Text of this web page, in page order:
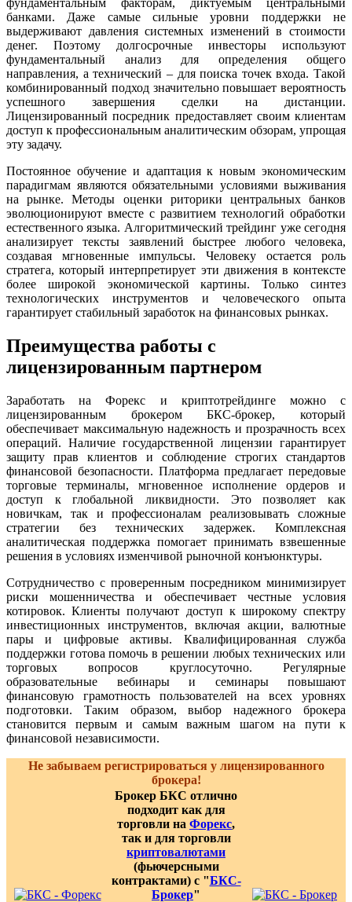
банками. Даже самые сильные уровни поддержки не
выдерживают давления системных изменений в стоимости
денег. Поэтому долгосрочные инвесторы используют
фундаментальный анализ для определения общего
направления, а технический – для поиска точек входа. Такой
комбинированный подход значительно повышает вероятность
успешного завершения сделки на дистанции.
Лицензированный посредник предоставляет своим клиентам
доступ к профессиональным аналитическим обзорам, упрощая
эту задачу.
Постоянное обучение и адаптация к новым экономическим
парадигмам являются обязательными условиями выживания
на рынке. Методы оценки риторики центральных банков
эволюционируют вместе с развитием технологий обработки
естественного языка. Алгоритмический трейдинг уже сегодня
анализирует тексты заявлений быстрее любого человека,
создавая мгновенные импульсы. Человеку остается роль
стратега, который интерпретирует эти движения в контексте
более широкой экономической картины. Только синтез
технологических инструментов и человеческого опыта
гарантирует стабильный заработок на финансовых рынках.
Преимущества работы с
лицензированным партнером
Заработать на Форекс и криптотрейдинге можно с
лицензированным брокером БКС-брокер, который
обеспечивает максимальную надежность и прозрачность всех
операций. Наличие государственной лицензии гарантирует
защиту прав клиентов и соблюдение строгих стандартов
финансовой безопасности. Платформа предлагает передовые
торговые терминалы, мгновенное исполнение ордеров и
доступ к глобальной ликвидности. Это позволяет как
новичкам, так и профессионалам реализовывать сложные
стратегии без технических задержек. Комплексная
аналитическая поддержка помогает принимать взвешенные
решения в условиях изменчивой рыночной конъюнктуры.
Сотрудничество с проверенным посредником минимизирует
риски мошенничества и обеспечивает честные условия
котировок. Клиенты получают доступ к широкому спектру
инвестиционных инструментов, включая акции, валютные
пары и цифровые активы. Квалифицированная служба
поддержки готова помочь в решении любых технических или
торговых вопросов круглосуточно. Регулярные
образовательные вебинары и семинары повышают
финансовую грамотность пользователей на всех уровнях
подготовки. Таким образом, выбор надежного брокера
становится первым и самым важным шагом на пути к
финансовой независимости.
Не забываем регистрироваться у лицензированного
брокера!
Брокер БКС отлично
подходит как для
торговли на Форекс,
так и для торговли
криптовалютами
(фьючерсными
контрактами) с "БКС-
Брокер"